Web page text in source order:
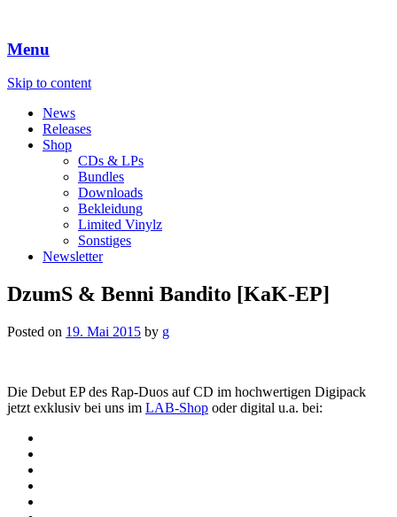
Menu
Skip to content
News
Releases
Shop
CDs & LPs
Bundles
Downloads
Bekleidung
Limited Vinylz
Sonstiges
Newsletter
DzumS & Benni Bandito [KaK-EP]
Posted on 19. Mai 2015 by g
Die Debut EP des Rap-Duos auf CD im hochwertigen Digipack
jetzt exklusiv bei uns im LAB-Shop oder digital u.a. bei: